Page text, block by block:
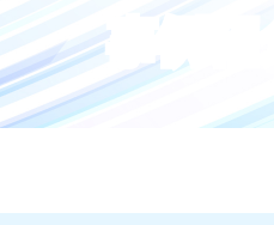
事例紹介